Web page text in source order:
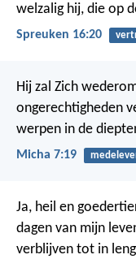
welzalig hij, die op
Spreuken 16:20
Hij zal Zich
ongerechtigheden
werpen in de
Micha 7:19
Ja, heil en
dagen van mijn
verblijven tot in